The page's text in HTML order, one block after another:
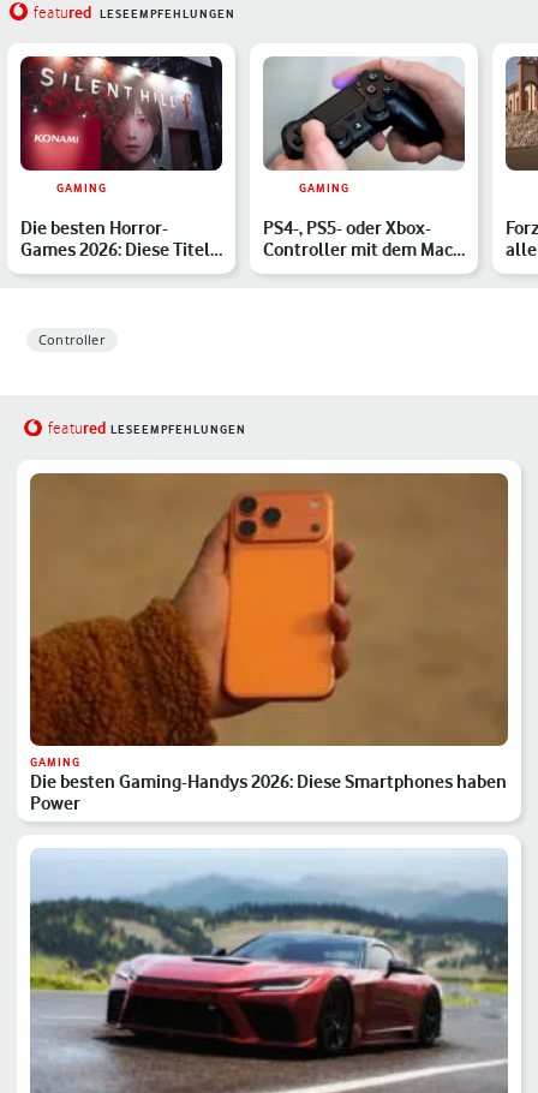
featured LESEEMPFEHLUNGEN
GAMING
Die besten Horror-
Games 2026: Diese Titel
musst Du kennen
GAMING
PS4-, PS5- oder Xbox-
Controller mit dem Mac
verbinden: So geht's
der
Controller
featured LESEEMPFEHLUNGEN
GAMING
Die besten Gaming-Handys 2026: Diese Smartphones haben
Power